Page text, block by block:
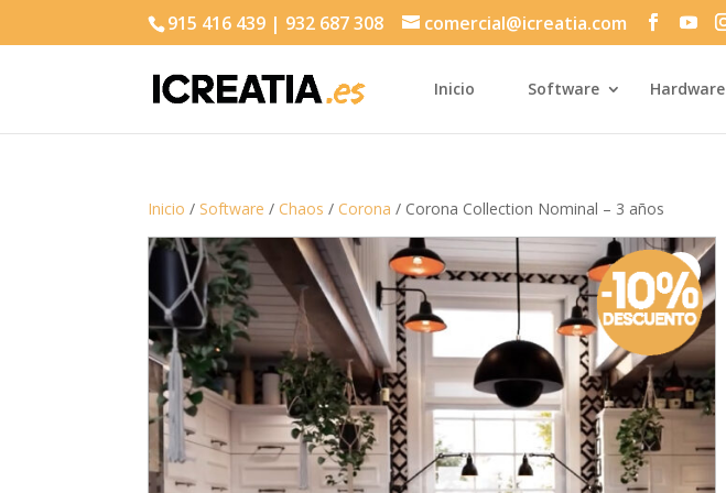
915 416 439 | 932 687 308 comercial@icreatia.com
Inicio Software Hardware
Inicio / Software / Chaos / Corona / Corona Collection Nominal – 3 años